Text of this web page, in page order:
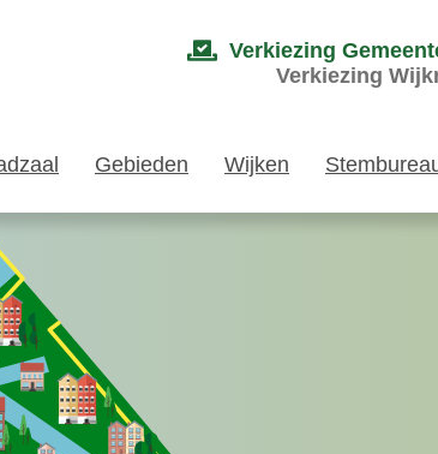
Verkiezing
Verkiezing
Gebieden Wijken